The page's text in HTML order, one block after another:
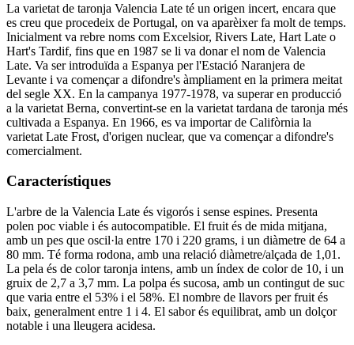
La varietat de taronja Valencia Late té un origen incert, encara que
es creu que procedeix de Portugal, on va aparèixer fa molt de temps.
Inicialment va rebre noms com Excelsior, Rivers Late, Hart Late o
Hart's Tardif, fins que en 1987 se li va donar el nom de Valencia
Late. Va ser introduïda a Espanya per l'Estació Naranjera de
Levante i va començar a difondre's àmpliament en la primera meitat
del segle XX. En la campanya 1977-1978, va superar en producció
a la varietat Berna, convertint-se en la varietat tardana de taronja més
cultivada a Espanya. En 1966, es va importar de Califòrnia la
varietat Late Frost, d'origen nuclear, que va començar a difondre's
comercialment.
Característiques
L'arbre de la Valencia Late és vigorós i sense espines. Presenta
polen poc viable i és autocompatible. El fruit és de mida mitjana,
amb un pes que oscil·la entre 170 i 220 grams, i un diàmetre de 64 a
80 mm. Té forma rodona, amb una relació diàmetre/alçada de 1,01.
La pela és de color taronja intens, amb un índex de color de 10, i un
gruix de 2,7 a 3,7 mm. La polpa és sucosa, amb un contingut de suc
que varia entre el 53% i el 58%. El nombre de llavors per fruit és
baix, generalment entre 1 i 4. El sabor és equilibrat, amb un dolçor
notable i una lleugera acidesa.